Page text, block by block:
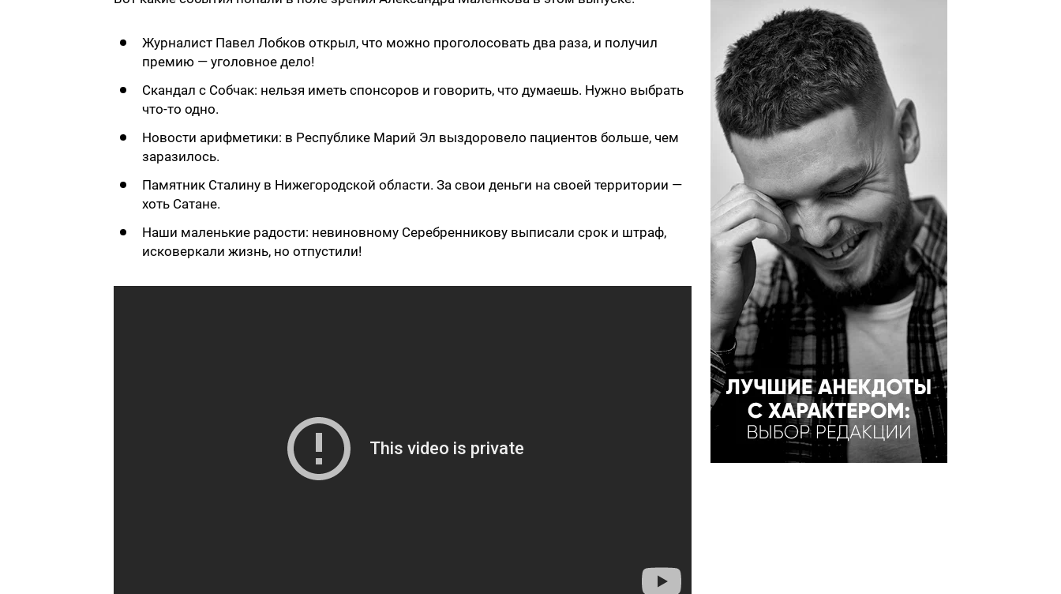
Журналист Павел Лобков открыл, что можно проголосовать два раза, и получил
премию — уголовное дело!
Скандал с Собчак: нельзя иметь спонсоров и говорить, что думаешь. Нужно выбрать
что-то одно.
Новости арифметики: в Республике Марий Эл выздоровело пациентов больше, чем
заразилось.
Памятник Сталину в Нижегородской области. За свои деньги на своей территории —
хоть Сатане.
Наши маленькие радости: невиновному Серебренникову выписали срок и штраф,
исковеркали жизнь, но отпустили!